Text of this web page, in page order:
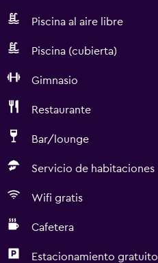
Piscina al aire libre
Piscina (cubierta)
Gimnasio
Restaurante
Bar/lounge
Servicio de habitaciones
Wifi gratis
Cafetera
Estacionamiento gratuito